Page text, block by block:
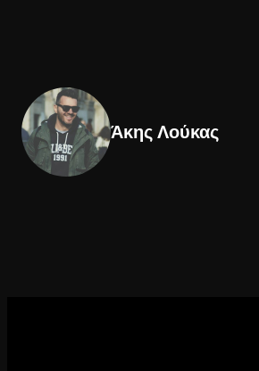
Άκης Λούκας